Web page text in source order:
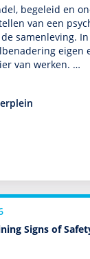
bege­leid en
van een
samen­leving.
eigen
van werken. …
Signs of